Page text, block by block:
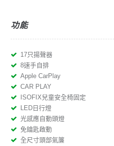
功能
17只揚聲器
8速手自排
Apple CarPlay
CAR PLAY
ISOFIX兒童安全椅固定
LED日行燈
光感應自動頭燈
免鑰匙啟動
全尺寸頭部氣簾